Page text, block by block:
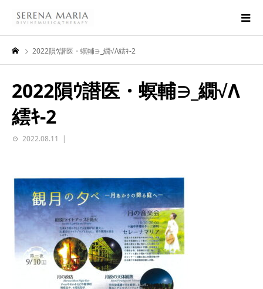
2022隕ｳ譛医・螟輔∋_繝√Λ繧ｷ-2
2022隕ｳ譛医・螟輔∋_繝√Λ
繧ｷ-2
2022.08.11